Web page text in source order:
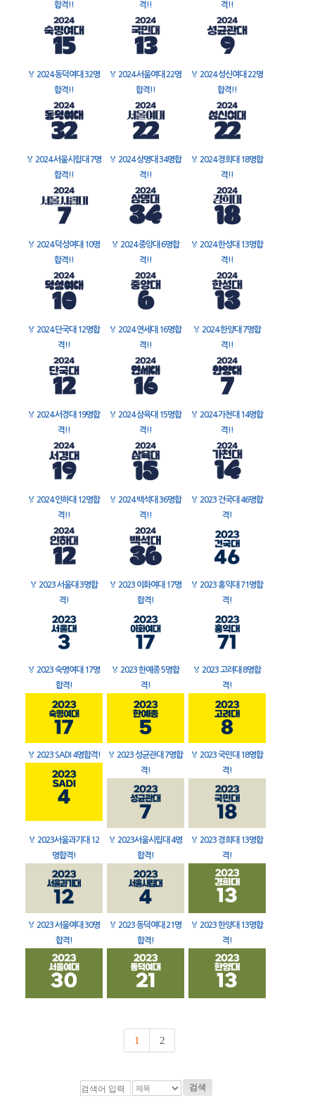
합격!!
격!!
격!!
🏅 2024 동덕여대 32명
합격!!
🏅 2024 서울여대 22명
합격!!
🏅 2024 성신여대 22명
합격!!
🏅 2024 서울시립대 7명
합격!!
🏅 2024 상명대 34명합
격!!
🏅 2024 경희대 18명합
격!!
🏅 2024 덕성여대 10명
합격!!
🏅 2024 중앙대 6명합
격!!
🏅 2024 한성대 13명합
격!!
🏅 2024 단국대 12명합
격!!
🏅 2024 연세대 16명합
격!!
🏅 2024 한양대 7명합
격!!
🏅 2024 서경대 19명합
격!!
🏅 2024 삼육대 15명합
격!!
🏅 2024 가천대 14명합
격!!
🏅 2024 인하대 12명합
격!!
🏅 2024 백석대 36명합
격!!
🏅 2023 건국대 46명합
격!
🏅 2023 서울대 3명합
격!
🏅 2023 이화여대 17명
합격!
🏅 2023 홍익대 71명합
격!
🏅 2023 숙명여대 17명
합격!
🏅 2023 한예종 5명합
격!
🏅 2023 고려대 8명합
격!
🏅 2023 SADI 4명합격! 🏅 2023 성균관대 7명합
격!
🏅 2023 국민대 18명합
격!
🏅 2023서울과기대 12
명합격!
🏅 2023서울시립대 4명
합격!
🏅 2023 경희대 13명합
격!
🏅 2023 서울여대 30명
합격!
🏅 2023 동덕여대 21명
합격!
🏅 2023 한양대 13명합
격!
1 2
검색